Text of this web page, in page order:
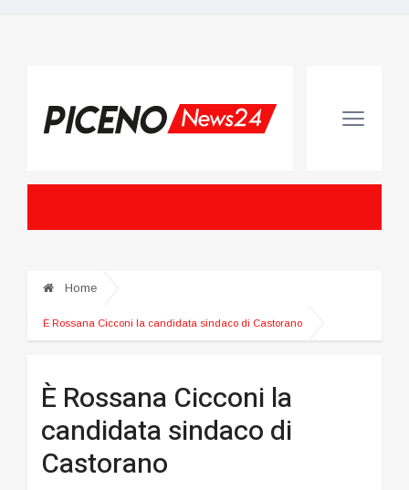
Home
È Rossana Cicconi la candidata sindaco di Castorano
È Rossana Cicconi la
candidata sindaco di
Castorano